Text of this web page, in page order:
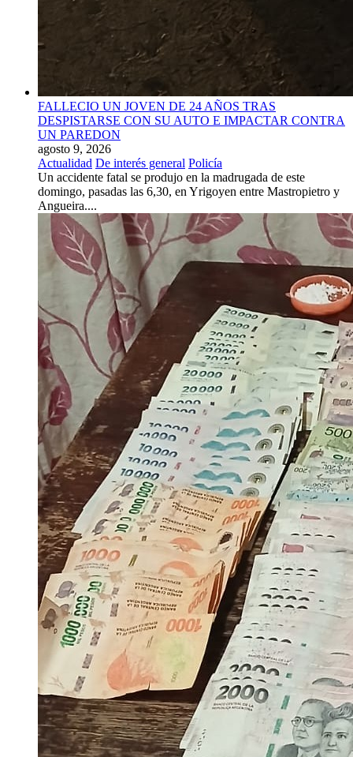
FALLECIO UN JOVEN DE 24 AÑOS TRAS
DESPISTARSE CON SU AUTO E IMPACTAR CONTRA
UN PAREDON
agosto 9, 2026
Actualidad De interés general Policía
Un accidente fatal se produjo en la madrugada de este
domingo, pasadas las 6,30, en Yrigoyen entre Mastropietro y
Angueira....